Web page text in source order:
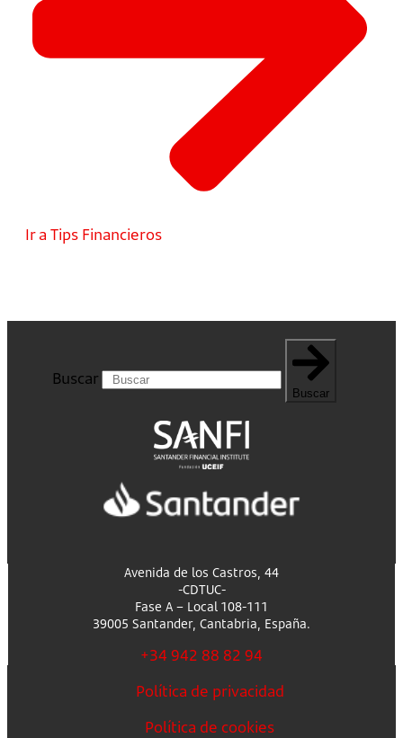
Ir a Tips Financieros
Buscar
Buscar
Avenida de los Castros, 44
-CDTUC-
Fase A – Local 108-111
39005 Santander, Cantabria, España.
+34 942 88 82 94
Política de privacidad
Política de cookies